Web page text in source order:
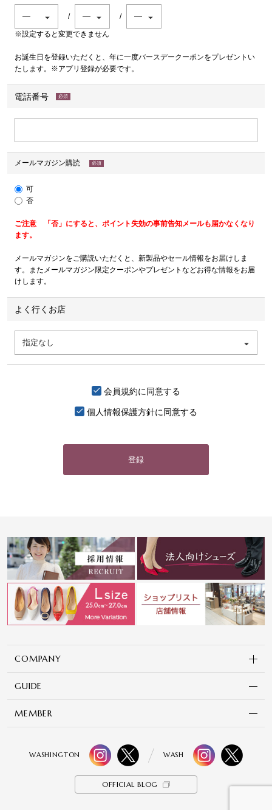
※設定すると変更できません
お誕生日を登録いただくと、年に一度バースデークーポンをプレゼントい
たします。※アプリ登録が必要です。
電話番号
メールマガジン購読
可
否
ご注意 「否」にすると、ポイント失効の事前告知メールも届かなくなり
ます。
メールマガジンをご購読いただくと、新製品やセール情報をお届けしま
す。またメールマガジン限定クーポンやプレゼントなどお得な情報をお届
けします。
よく行くお店
会員規約に同意する
個人情報保護方針に同意する
登録
COMPANY
GUIDE
MEMBER
WASHINGTON WASH
OFFICIAL BLOG